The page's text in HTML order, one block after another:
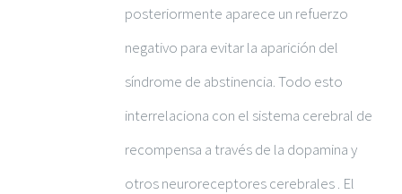
posteriormente aparece un refuerzo
negativo para evitar la aparición del
síndrome de abstinencia. Todo esto
interrelaciona con el sistema cerebral de
recompensa a través de la dopamina y
otros neuroreceptores cerebrales . El